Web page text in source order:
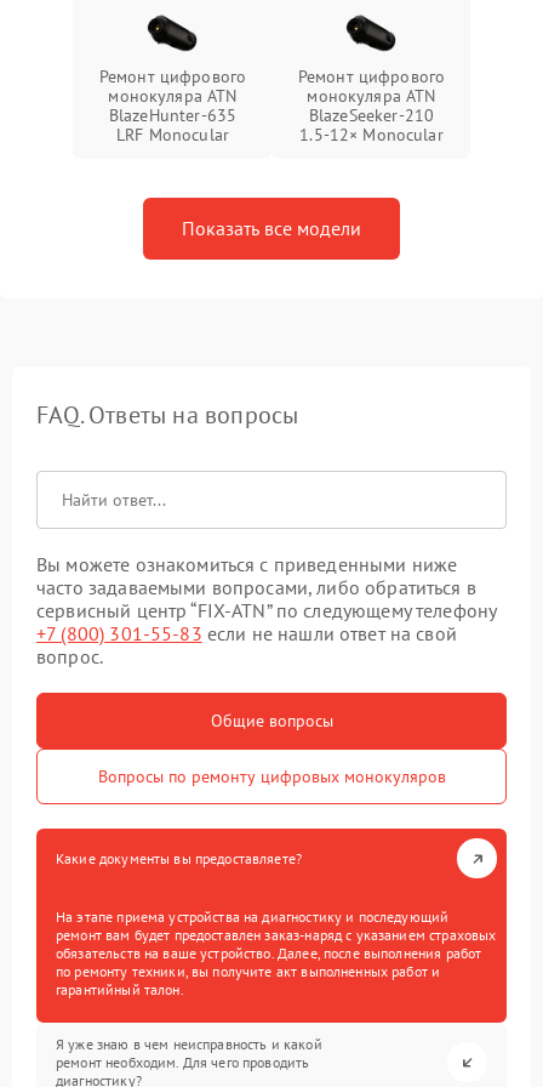
Ремонт цифрового
монокуляра ATN
BlazeHunter‑635
LRF Monocular
Ремонт цифрового
монокуляра ATN
BlazeSeeker‑210
1.5‑12× Monocular
Показать все модели
FAQ. Ответы на вопросы
Вы можете ознакомиться с приведенными ниже
часто задаваемыми вопросами, либо обратиться в
сервисный центр “FIX-ATN” по следующему телефону
+7 (800) 301-55-83 если не нашли ответ на свой
вопрос.
Общие вопросы
Вопросы по ремонту цифровых монокуляров
Какие документы вы предоставляете?
На этапе приема устройства на диагностику и последующий
ремонт вам будет предоставлен заказ-наряд с указанием страховых
обязательств на ваше устройство. Далее, после выполнения работ
по ремонту техники, вы получите акт выполненных работ и
гарантийный талон.
Я уже знаю в чем неисправность и какой
ремонт необходим. Для чего проводить
диагностику?